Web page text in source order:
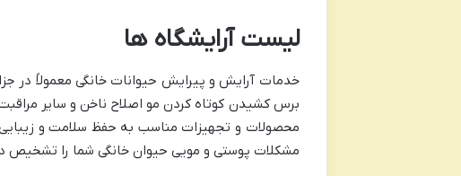
لیست آرایشگاه ها
خدمات آرایش و پیرایش حیوانات خانگی معمولاً در
برس کشیدن کوتاه کردن مو اصلاح ناخن و سایر
محصولات و تجهیزات مناسب به حفظ سلامت و
مشکلات پوستی و مویی حیوان خانگی شما را تشخیص